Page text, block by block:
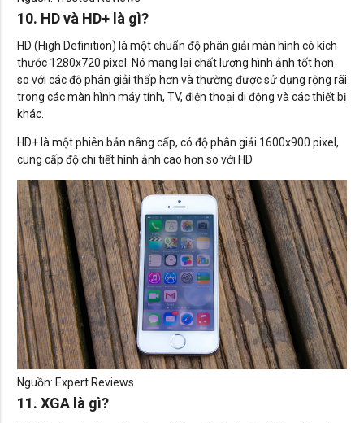
10. HD và HD+ là gì?
HD (High Definition) là một chuẩn độ phân giải màn hình có kích
thước 1280x720 pixel. Nó mang lại chất lượng hình ảnh tốt hơn
so với các độ phân giải thấp hơn và thường được sử dụng rộng rãi
trong các màn hình máy tính, TV, điện thoại di động và các thiết bị
khác.
HD+ là một phiên bản nâng cấp, có độ phân giải 1600x900 pixel,
cung cấp độ chi tiết hình ảnh cao hơn so với HD.
Nguồn: Expert Reviews
11. XGA là gì?